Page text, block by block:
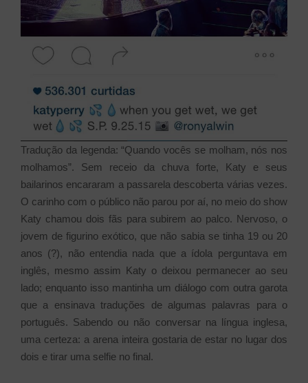
Tradução da legenda: “Quando vocês se molham, nós nos
molhamos”. Sem receio da chuva forte, Katy e seus
bailarinos encararam a passarela descoberta várias vezes.
O carinho com o público não parou por aí, no meio do show
Katy chamou dois fãs para subirem ao palco. Nervoso, o
jovem de figurino exótico, que não sabia se tinha 19 ou 20
anos (?), não entendia nada que a ídola perguntava em
inglês, mesmo assim Katy o deixou permanecer ao seu
lado; enquanto isso mantinha um diálogo com outra garota
que a ensinava traduções de algumas palavras para o
português. Sabendo ou não conversar na língua inglesa,
uma certeza: a arena inteira gostaria de estar no lugar dos
dois e tirar uma selfie no final.